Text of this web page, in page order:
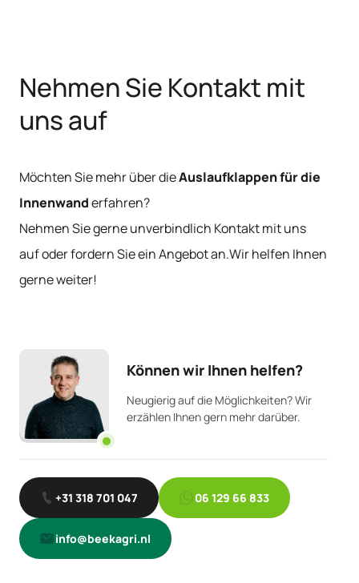
Nehmen Sie Kontakt mit
uns auf
Möchten Sie mehr über dieAuslaufklappen für die
Innenwanderfahren?
Nehmen Sie gerne unverbindlich Kontakt mit uns
auf oder fordern Sie ein Angebot an.Wir helfen Ihnen
gerne weiter!
Können wir Ihnen helfen?
Neugierig auf die Möglichkeiten? Wir
erzählen Ihnen gern mehr darüber.
+31 318 701 047 06 129 66 833
info@beekagri.nl